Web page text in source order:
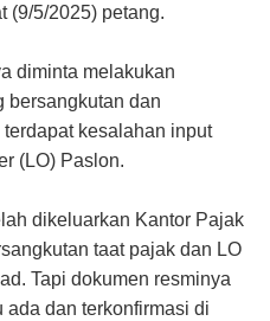
(9/5/2025) petang.
diminta melakukan
bersangkutan dan
terdapat kesalahan input
(LO) Paslon.
dikeluarkan Kantor Pajak
taat pajak dan LO
Tapi dokumen resminya
ada dan terkonfirmasi di